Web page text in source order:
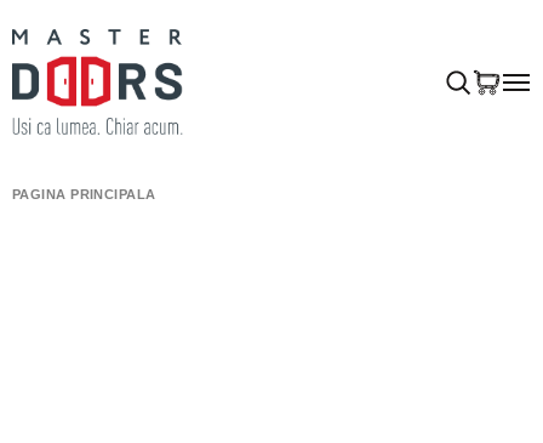
PAGINA PRINCIPALĂ